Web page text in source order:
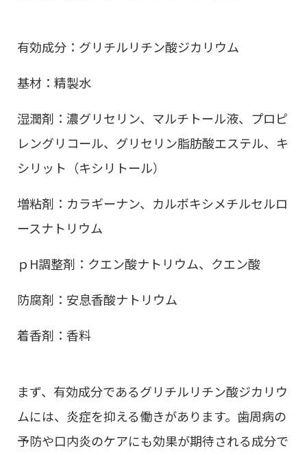
有効成分：グリチルリチン酸ジカリウム
基材：精製水
湿潤剤：濃グリセリン、マルチトール液、プロピ
レングリコール、グリセリン脂肪酸エステル、キ
シリット（キシリトール）
増粘剤：カラギーナン、カルボキシメチルセルロ
ースナトリウム
ｐH調整剤：クエン酸ナトリウム、クエン酸
防腐剤：安息香酸ナトリウム
着香剤：香料
まず、有効成分であるグリチルリチン酸ジカリウ
ムには、炎症を抑える働きがあります。歯周病の
予防や口内炎のケアにも効果が期待される成分で